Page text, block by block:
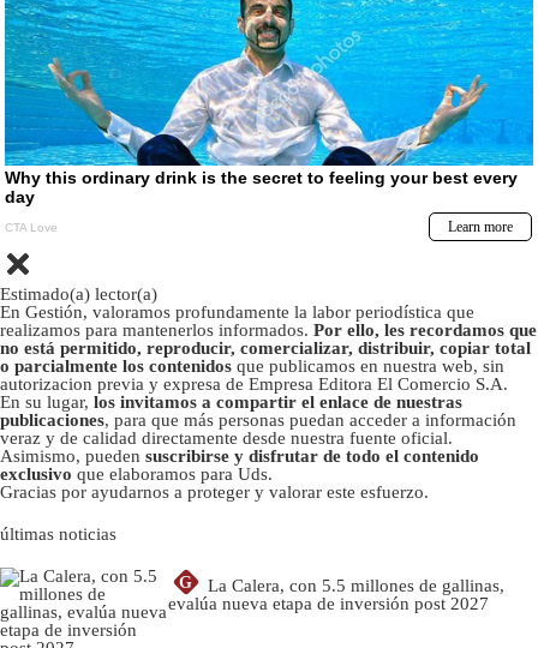
Estimado(a) lector(a)
En Gestión, valoramos profundamente la labor periodística que
realizamos para mantenerlos informados. Por ello, les recordamos que
no está permitido, reproducir, comercializar, distribuir, copiar total
o parcialmente los contenidos que publicamos en nuestra web, sin
autorizacion previa y expresa de Empresa Editora El Comercio S.A.
En su lugar, los invitamos a compartir el enlace de nuestras
publicaciones, para que más personas puedan acceder a información
veraz y de calidad directamente desde nuestra fuente oficial.
Asimismo, pueden suscribirse y disfrutar de todo el contenido
exclusivo que elaboramos para Uds.
Gracias por ayudarnos a proteger y valorar este esfuerzo.
últimas noticias
G
La Calera, con 5.5 millones de gallinas,
evalúa nueva etapa de inversión post 2027